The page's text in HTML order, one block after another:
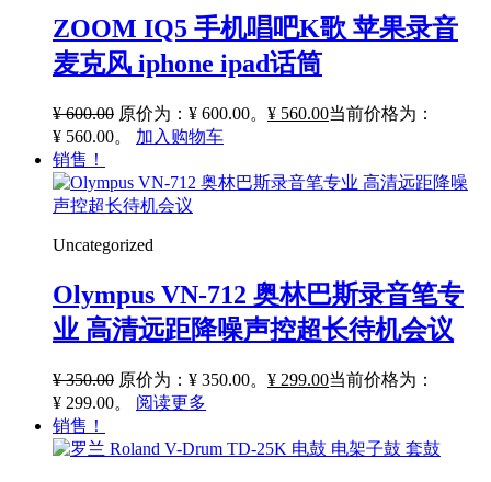
ZOOM IQ5 手机唱吧K歌 苹果录音
麦克风 iphone ipad话筒
¥600.00 原价为：¥ 600.00。 ¥ 560.00当前价格为：
¥ 560.00。
加入购物车
销售！
Uncategorized
Olympus VN-712 奥林巴斯录音笔专
业 高清远距降噪声控超长待机会议
¥350.00 原价为：¥ 350.00。 ¥ 299.00当前价格为：
¥ 299.00。
阅读更多
销售！